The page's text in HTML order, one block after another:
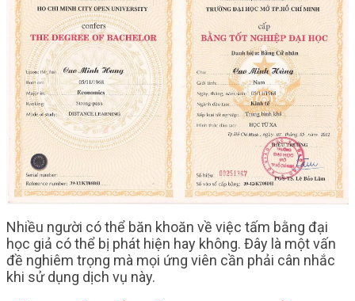
Nhiều người có thể băn khoăn về việc tấm bằng đại
học giả có thể bị phát hiện hay không. Đây là một vấn
đề nghiêm trọng mà mọi ứng viên cần phải cân nhắc
khi sử dụng dịch vụ này.